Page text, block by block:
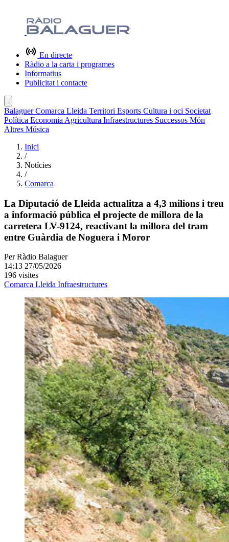
En directe
Ràdio a la carta i programes
Informatius
Publicitat i contacte
BalaguerComarca Lleida Territori Esports Cultura i oci Societat
Política Economia Agricultura Infraestructures Successos Món
Altres Música
Inici
/
Notícies
/
Comarca
La Diputació de Lleida actualitza a 4,3 milions i treu
a informació pública el projecte de millora de la
carretera LV-9124, reactivant la millora del tram
entre Guàrdia de Noguera i Moror
Per Ràdio Balaguer
14:13 27/05/2026
196 visites
Comarca Lleida Infraestructures